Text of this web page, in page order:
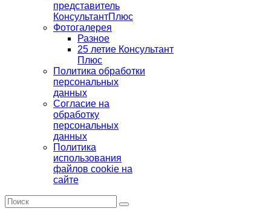
представитель
КонсультантПлюс
Фотогалерея
Разное
25 летие Консультант
Плюс
Политика обработки
персональных
данных
Согласие на
обработку
персональных
данных
Политика
использования
файлов cookie на
сайте